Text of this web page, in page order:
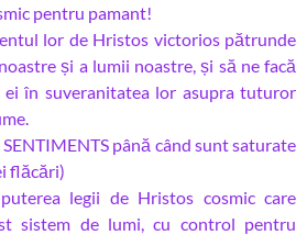
pentru pamant!
lor de Hristos victorios pătrunde
și a lumii noastre, și să ne facă
ei în suveranitatea lor asupra tuturor
până când sunt saturate
flăcări)
legii de Hristos cosmic care
sistem de lumi, cu control pentru